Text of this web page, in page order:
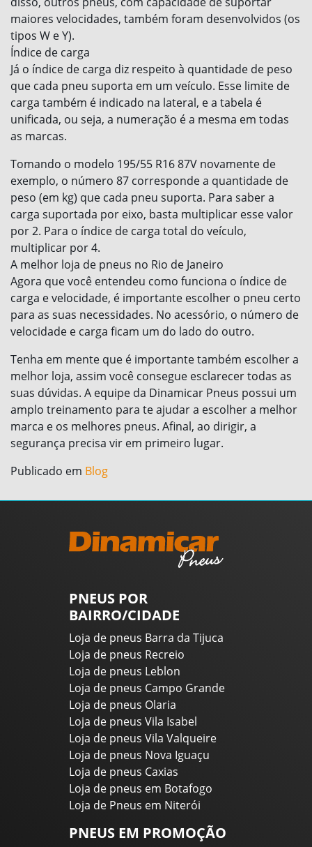
maiores velocidades, também foram desenvolvidos (os
tipos W e Y).
Índice de carga
Já o índice de carga diz respeito à quantidade de peso
que cada pneu suporta em um veículo. Esse limite de
carga também é indicado na lateral, e a tabela é
unificada, ou seja, a numeração é a mesma em todas
as marcas.
Tomando o modelo 195/55 R16 87V novamente de
exemplo, o número 87 corresponde a quantidade de
peso (em kg) que cada pneu suporta. Para saber a
carga suportada por eixo, basta multiplicar esse valor
por 2. Para o índice de carga total do veículo,
multiplicar por 4.
A melhor loja de pneus no Rio de Janeiro
Agora que você entendeu como funciona o índice de
carga e velocidade, é importante escolher o pneu certo
para as suas necessidades. No acessório, o número de
velocidade e carga ficam um do lado do outro.
Tenha em mente que é importante também escolher a
melhor loja, assim você consegue esclarecer todas as
suas dúvidas. A equipe da Dinamicar Pneus possui um
amplo treinamento para te ajudar a escolher a melhor
marca e os melhores pneus. Afinal, ao dirigir, a
segurança precisa vir em primeiro lugar.
Publicado em Blog
PNEUS POR
BAIRRO/CIDADE
Loja de pneus Barra da Tijuca
Loja de pneus Recreio
Loja de pneus Leblon
Loja de pneus Campo Grande
Loja de pneus Olaria
Loja de pneus Vila Isabel
Loja de pneus Vila Valqueire
Loja de pneus Nova Iguaçu
Loja de pneus Caxias
Loja de pneus em Botafogo
Loja de Pneus em Niterói
PNEUS EM PROMOÇÃO